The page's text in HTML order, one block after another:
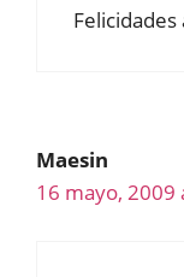
Felicidades
Maesin
16 mayo, 2009